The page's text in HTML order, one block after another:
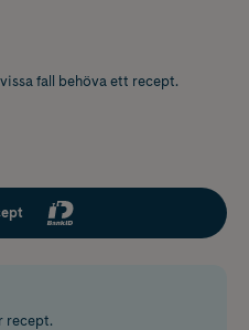
fall behöva ett recept.
recept.